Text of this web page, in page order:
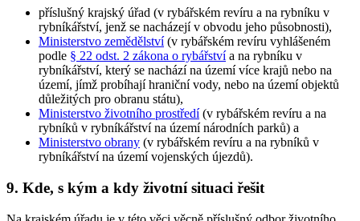
příslušný krajský úřad (v rybářském revíru a na rybníku v
rybníkářství, jenž se nacházejí v obvodu jeho působnosti),
Ministerstvo zemědělství(v rybářském revíru vyhlášeném
podle § 22 odst. 2 zákona o rybářstvía na rybníku v
rybníkářství, který se nachází na území více krajů nebo na
území, jímž probíhají hraniční vody, nebo na území objektů
důležitých pro obranu státu),
Ministerstvo životního prostředí(v rybářském revíru a na
rybníků v rybníkářství na území národních parků) a
Ministerstvo obrany (v rybářském revíru a na rybníků v
rybníkářství na území vojenských újezdů).
9. Kde, s kým a kdy životní situaci řešit